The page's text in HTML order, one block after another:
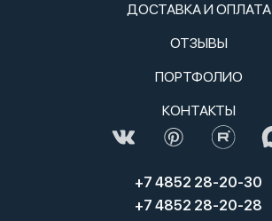
ДОСТАВКА И ОПЛАТА
ОТЗЫВЫ
ПОРТФОЛИО
КОНТАКТЫ
+7 4852 28-20-30
+7 4852 28-20-28